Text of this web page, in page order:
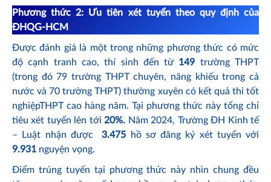
Phương thức 2: Ưu tiên xét tuyển theo quy định của
ĐHQG-HCM
Được đánh giá là một trong những phương thức có mức
độ cạnh tranh cao, thí sinh đến từ 149 trường THPT
(trong đó 79 trường THPT chuyên, năng khiếu trong cả
nước và 70 trường THPT) thường xuyên có kết quả thi tốt
nghiệpTHPT cao hàng năm. Tại phương thức này tổng chỉ
tiêu xét tuyển lên tới20%. Năm 2024, Trường ĐH Kinh tế
– Luật nhận được3.475 hồ sơ đăng ký xét tuyển với
9.931 nguyện vọng.
Điểm trúng tuyến tại phương thức này nhìn chung đều